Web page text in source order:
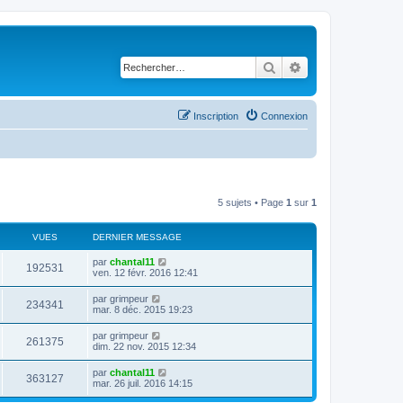
Rechercher
Connexion
Inscription
5 sujets • Page 1 sur 1
VUES DERNIER MESSAGE
192531
u
D
e
i
e
r
m
e
s
s
a
g
e
par chantal11
ven. 12 févr. 2016 12:41
234341
u
D
e
i
e
r
m
e
s
par grimpeur
mar. 8 déc. 2015 19:23
261375
u
D
e
i
e
r
par grimpeur
dim. 22 nov. 2015 12:34
363127
D
e
par chantal11
mar. 26 juil. 2016 14:15